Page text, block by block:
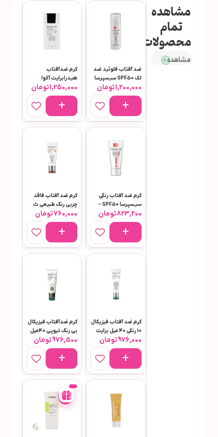
مشاهده
تمام
محصولات
مشاهده
ضد آفتاب فلوئید ضد
لک SPF50 سیسپرسا
50 میلی‌لیتر پمپی
1,200,000تومان
کرم ضدآفتاب
هیدرابرایت آکوا
فیوژن واتر بی رنگ
50میل برایت مکس
1,250,000تومان
کرم ضد آفتاب رنگی
سیسپرسا SPF50 –
حجم ۵۰ میلی‌لیتر
823,200تومان
کرم ضد آفتاب فاقد
چربی رنگ طبیعی ث
برایت 50 میل برایت
مکس
760,000تومان
کرم ضد آفتاب فیزیکال
10 رنگی 40 میل برایت
مکس
976,000تومان
کرم ضدآفتاب فیزیکال
بی رنگ تیوپی 40میل
برایت مکس
976,500تومان
-
5%